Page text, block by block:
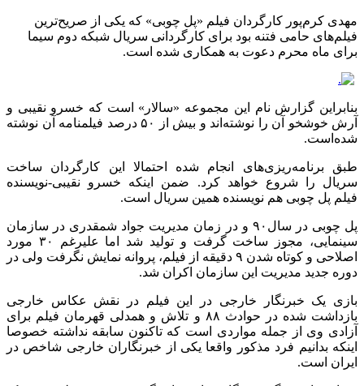
کرم‌پور کارگردان فیلم «پل چوبی» که یکی از صریح‌ترین
حامی فتنه بود برای کارگردانی سریال شبکه دوم سیما
ماه محرم دعوت به همکاری شده است.
گزارش نام این مجموعه «سالار» است که خسرو نقیبی و
آرش خوشخو آن را نوشته‌اند و بیش از ۵۰ درصد فیلمنامه آن نوشته‌
برنامه‌ریزی‌های انجام شده احتمالا این کارگردان ساخت
را شروع خواهد کرد. ضمن اینکه خسرو نقیبی-نویسنده
پل چوبی هم نویسنده همین سریال است.
پل چوبی در سال۹۰ و در زمان مدیریت جواد شمقدری در سازمان
سینمایی، مجوز ساخت گرفت و تولید شد اما علیرغم ۳۰ مورد
اصلاحی و کوتاه شدن ۹ دقیقه از فیلم، پروانه نمایش نگرفت ولی در
جدید مدیریت این سازمان اکران شد.
یک خبرنگار خارجی در این فیلم در نقش عکاس خارجی
بازداشت شده در حوادث ۸۸ و تلاش و همدلی قهرمان فیلم برای
وی از جمله مواردی است که تاکنون سابقه نداشته خصوصا
بدانیم فرد مذکور واقعا یکی از خبرنگاران خارجی شاخص در
است.